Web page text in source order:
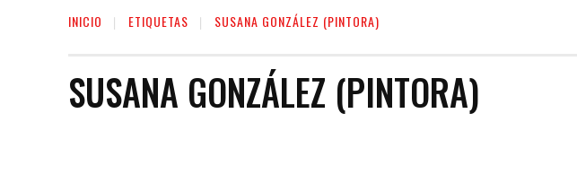
INICIO ETIQUETAS SUSANA GONZÁLEZ (PINTORA)
SUSANA GONZÁLEZ (PINTORA)